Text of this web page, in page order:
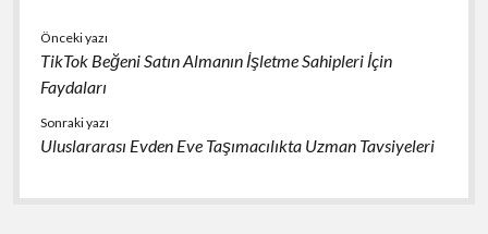
k
i
ş
h
i
Önceki yazı
TikTok Beğeni Satın Almanın İşletme Sahipleri İçin
Faydaları
Sonraki yazı
Uluslararası Evden Eve Taşımacılıkta Uzman Tavsiyeleri